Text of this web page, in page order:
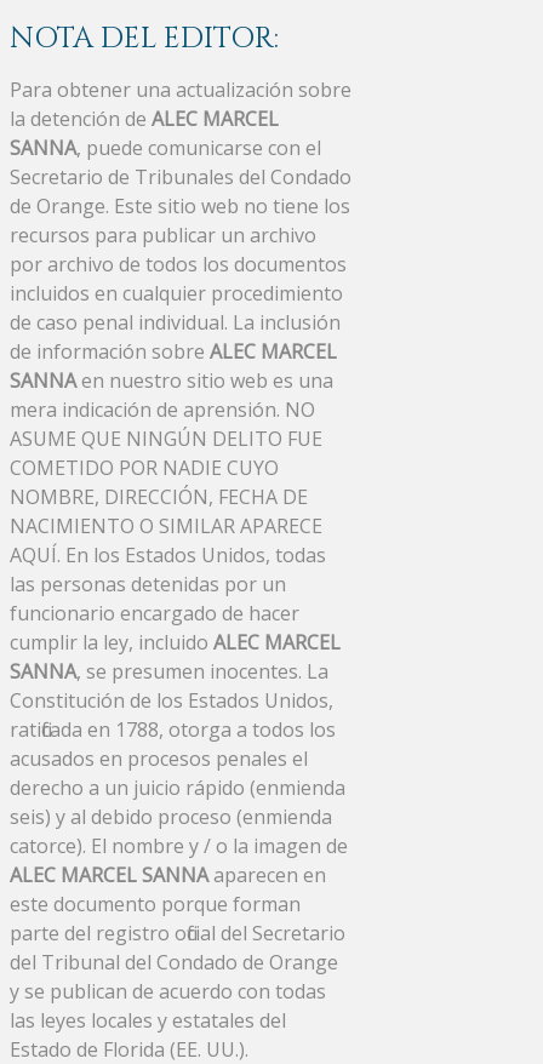
NOTA DEL EDITOR:
Para obtener una actualización sobre
la detención de ALEC MARCEL
SANNA, puede comunicarse con el
Secretario de Tribunales del Condado
de Orange. Este sitio web no tiene los
recursos para publicar un archivo
por archivo de todos los documentos
incluidos en cualquier procedimiento
de caso penal individual. La inclusión
de información sobre ALEC MARCEL
SANNAen nuestro sitio web es una
mera indicación de aprensión. NO
ASUME QUE NINGÚN DELITO FUE
COMETIDO POR NADIE CUYO
NOMBRE, DIRECCIÓN, FECHA DE
NACIMIENTO O SIMILAR APARECE
AQUÍ. En los Estados Unidos, todas
las personas detenidas por un
funcionario encargado de hacer
cumplir la ley, incluido ALEC MARCEL
SANNA, se presumen inocentes. La
Constitución de los Estados Unidos,
ratificada en 1788, otorga a todos los
acusados ​​en procesos penales el
derecho a un juicio rápido (enmienda
seis) y al debido proceso (enmienda
catorce). El nombre y / o la imagen de
ALEC MARCEL SANNAaparecen en
este documento porque forman
parte del registro oficial del Secretario
del Tribunal del Condado de Orange
y se publican de acuerdo con todas
las leyes locales y estatales del
Estado de Florida (EE. UU.).